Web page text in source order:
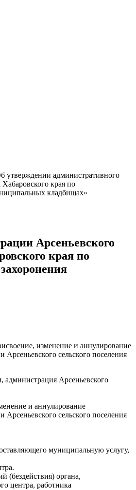
утверждении административного
края по
кладбищах»
Арсеньевского
края по
изменение и аннулирование
сельского поселения
администрация Арсеньевского
и аннулирование
сельского поселения
муниципальную услугу,
(бездействия) органа,
центра, работника